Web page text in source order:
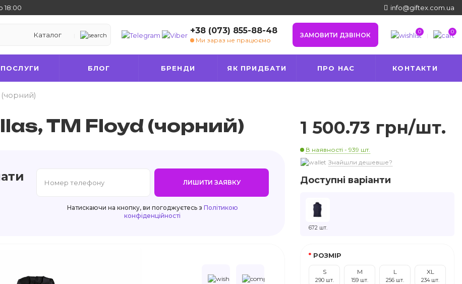
18:00 info@giftex.com.ua
Каталог +38 (073) 855-88-48
Ми зараз не працюємо
ЗАМОВИТИ ДЗВІНОК 0 0
ПОСЛУГИ БЛОГ БРЕНДИ ЯК ПРИДБАТИ ПРО НАС КОНТАКТИ
TM Floyd (чорний)
ЛИШИТИ ЗАЯВКУ
Натискаючи на кнопку, ви погоджуєтесь з Політикою
конфіденційності
1 500.73 грн/шт.
В наявності - 939 шт.
Знайшли дешевше?
Доступні варіанти
672 шт.
РОЗМІР
S
290 шт.
M
159 шт.
L
256 шт.
XL
234 шт.